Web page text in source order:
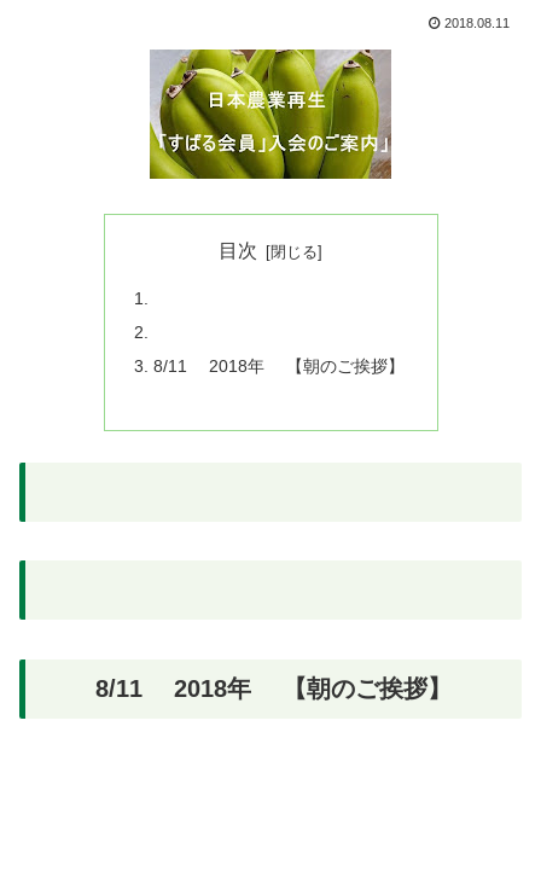
2018.08.11
目次
8/11 2018年 【朝のご挨拶】
8/11 2018年 【朝のご挨拶】